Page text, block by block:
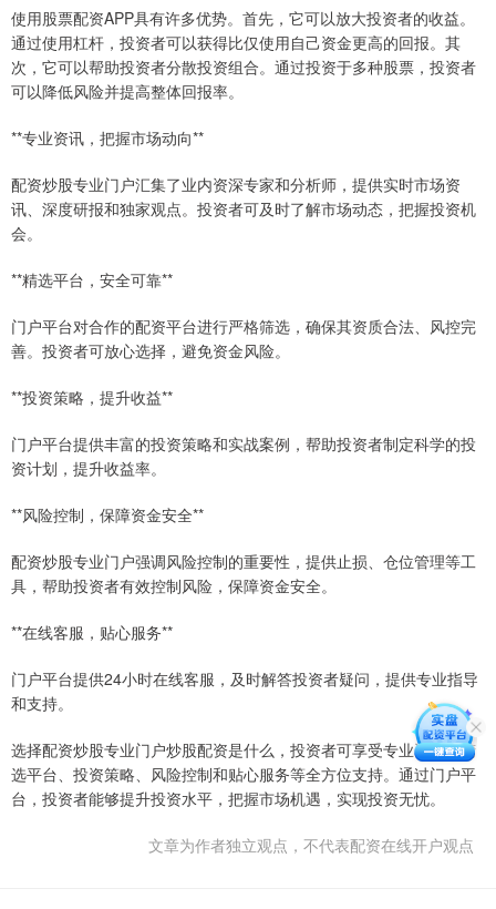
使用股票配资APP具有许多优势。首先，它可以放大投资者的收益。
通过使用杠杆，投资者可以获得比仅使用自己资金更高的回报。其
次，它可以帮助投资者分散投资组合。通过投资于多种股票，投资者
可以降低风险并提高整体回报率。
**专业资讯，把握市场动向**
配资炒股专业门户汇集了业内资深专家和分析师，提供实时市场资
讯、深度研报和独家观点。投资者可及时了解市场动态，把握投资机
会。
**精选平台，安全可靠**
门户平台对合作的配资平台进行严格筛选，确保其资质合法、风控完
善。投资者可放心选择，避免资金风险。
**投资策略，提升收益**
门户平台提供丰富的投资策略和实战案例，帮助投资者制定科学的投
资计划，提升收益率。
**风险控制，保障资金安全**
配资炒股专业门户强调风险控制的重要性，提供止损、仓位管理等工
具，帮助投资者有效控制风险，保障资金安全。
**在线客服，贴心服务**
门户平台提供24小时在线客服，及时解答投资者疑问，提供专业指导
和支持。
选择配资炒股专业门户炒股配资是什么，投资者可享受专业资讯、精
选平台、投资策略、风险控制和贴心服务等全方位支持。通过门户平
台，投资者能够提升投资水平，把握市场机遇，实现投资无忧。
文章为作者独立观点，不代表配资在线开户观点